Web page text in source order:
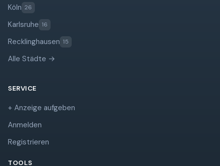
Köln 26
Karlsruhe 16
Recklinghausen 15
Alle Städte →
SERVICE
+ Anzeige aufgeben
Anmelden
Registrieren
TOOLS